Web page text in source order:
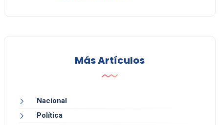
Más Artículos
Nacional
Política